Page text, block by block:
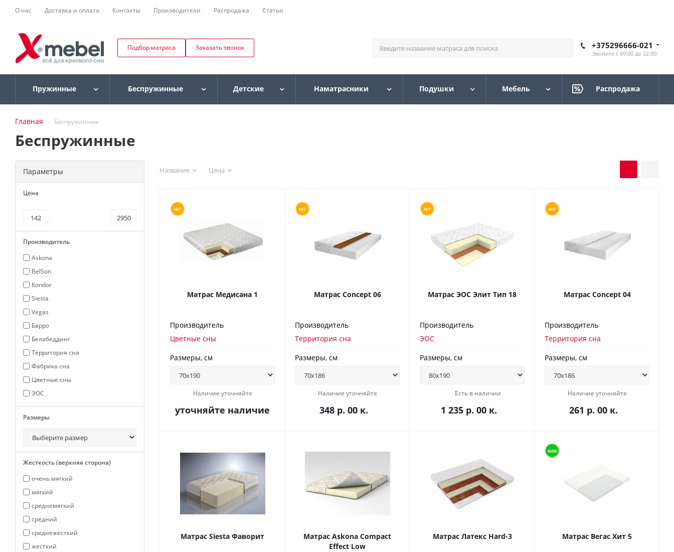
О нас Доставка и оплата Контакты Производители Распродажа Статьи
Подбор матраса Заказать звонок +375296666-021
Звоните с 09:00 до 22:00
Пружинные Беспружинные Детские Наматрасники Подушки Мебель Распродажа
Главная - Беспружинные
Беспружинные
Название Цена
HIT
Матрас Медисана 1
Производитель
Цветные сны
Размеры, см
Наличие уточняйте
уточняйте наличие
HIT
Матрас Concept 06
Производитель
Территория сна
Размеры, см
Наличие уточняйте
348 р. 00 к.
HIT
Матрас ЭОС Элит Тип 18
Производитель
ЭОС
Размеры, см
Есть в наличии
1 235 р. 00 к.
HIT
Матрас Concept 04
Производитель
Территория сна
Размеры, см
Наличие уточняйте
261 р. 00 к.
Матрас Siesta Фаворит
Матрас Askona Compact
Effect Low
Матрас Латекс Hard-3
NEW
Матрас Вегас Хит 5
Параметры
Цена
Производитель
Askona
BelSon
Kondor
Siesta
Vegas
Барро
Белабеддинг
Территория сна
Фабрика сна
Цветные сны
ЭОС
Размеры
Жесткость (верхняя сторона)
очень мягкий
мягкий
среднемягкий
средний
среднежесткий
жесткий